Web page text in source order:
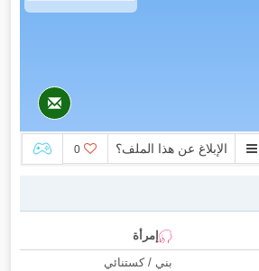
الإبلاغ عن هذا الملف؟ 0
إمرأة
بني / كستنائي